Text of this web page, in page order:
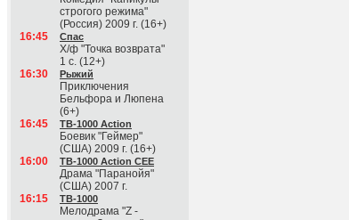
строгого режима"
(Россия) 2009 г. (16+)
16:45
Спас
Х/ф "Точка возврата"
1 с. (12+)
16:30
Рыжий
Приключения
Бельфора и Люпена
(6+)
16:45
ТВ-1000 Action
Боевик "Геймер"
(США) 2009 г. (16+)
16:00
ТВ-1000 Action CEE
Драма "Паранойя"
(США) 2007 г.
16:15
ТВ-1000
Мелодрама "Z -